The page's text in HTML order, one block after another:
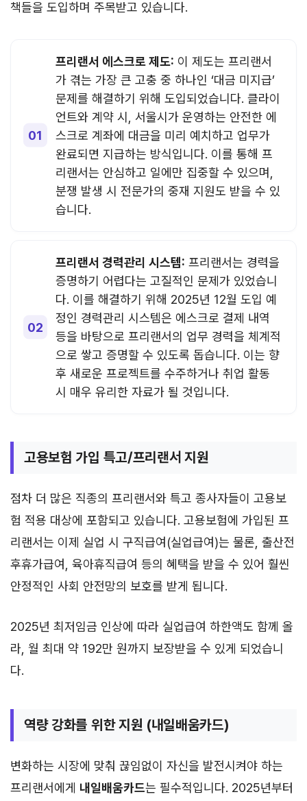
책들을 도입하며 주목받고 있습니다.
프리랜서 에스크로 제도: 이 제도는 프리랜서
가 겪는 가장 큰 고충 중 하나인 ‘대금 미지급’
문제를 해결하기 위해 도입되었습니다. 클라이
언트와 계약 시, 서울시가 운영하는 안전한 에
스크로 계좌에 대금을 미리 예치하고 업무가
완료되면 지급하는 방식입니다. 이를 통해 프
리랜서는 안심하고 일에만 집중할 수 있으며,
분쟁 발생 시 전문가의 중재 지원도 받을 수 있
습니다.
프리랜서 경력관리 시스템: 프리랜서는 경력을
증명하기 어렵다는 고질적인 문제가 있었습니
다. 이를 해결하기 위해 2025년 12월 도입 예
정인 경력관리 시스템은 에스크로 결제 내역
등을 바탕으로 프리랜서의 업무 경력을 체계적
으로 쌓고 증명할 수 있도록 돕습니다. 이는 향
후 새로운 프로젝트를 수주하거나 취업 활동
시 매우 유리한 자료가 될 것입니다.
고용보험 가입 특고/프리랜서 지원
점차 더 많은 직종의 프리랜서와 특고 종사자들이 고용보
험 적용 대상에 포함되고 있습니다. 고용보험에 가입된 프
리랜서는 이제 실업 시 구직급여(실업급여)는 물론, 출산전
후휴가급여, 육아휴직급여 등의 혜택을 받을 수 있어 훨씬
안정적인 사회 안전망의 보호를 받게 됩니다.
2025년 최저임금 인상에 따라 실업급여 하한액도 함께 올
라, 월 최대 약 192만 원까지 보장받을 수 있게 되었습니
다.
역량 강화를 위한 지원 (내일배움카드)
변화하는 시장에 맞춰 끊임없이 자신을 발전시켜야 하는
프리랜서에게 내일배움카드는 필수적입니다. 2025년부터